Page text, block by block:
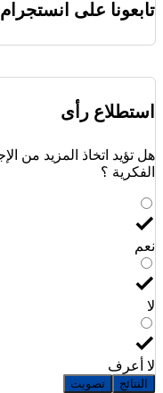
تابعونا على انستجرام
استطلاع رأى
هل تؤيد اتخاذ المزيد من
الفكرية ؟
نعم
لا
لا أعرف
النتائج تصويت